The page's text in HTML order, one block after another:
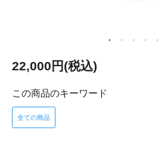
22,000円(税込)
この商品のキーワード
全ての商品